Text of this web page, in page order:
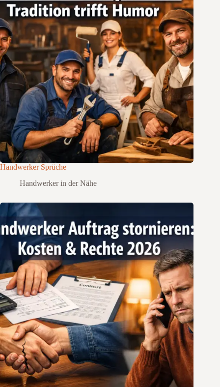
Handwerker Sprüche
Handwerker in der Nähe